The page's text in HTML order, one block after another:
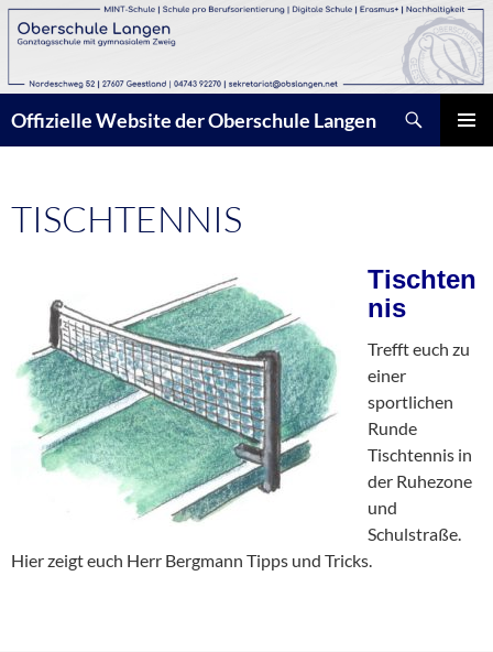
Zum
Inhalt
Offizielle Website der Oberschule Langen
TISCHTENNIS
Tischten
nis
Trefft euch zu
einer
sportlichen
Runde
Tischtennis in
der Ruhezone
und
Schulstraße.
Hier zeigt euch Herr Bergmann Tipps und Tricks.